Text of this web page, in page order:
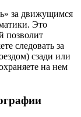
за движущимся
Это
позволит
следовать за
сзади или
на нем